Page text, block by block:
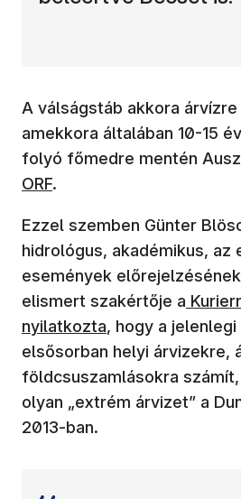
A válságstáb akkora árvízre
amekkora általában 10-15
folyó főmedre mentén
ORF.
Ezzel szemben Günter
hidrológus, akadémikus, az
események
elismert szakértője a
nyilatkozta, hogy a
elsősorban helyi árvizekre,
földcsuszamlásokra
olyan „extrém árvizet” a
2013-ban.